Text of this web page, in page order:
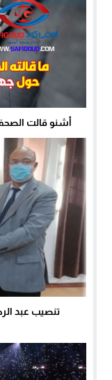
أشنو قالت الصحف
تنصيب عبد